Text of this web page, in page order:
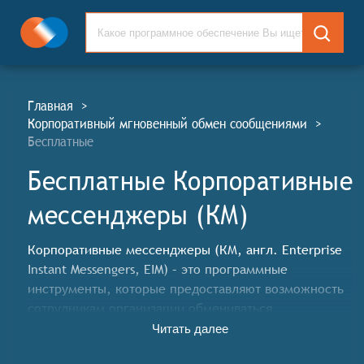
Главная >
Корпоративный мгновенный обмен сообщениями
>
Бесплатные
Бесплатные Корпоративные
мессенджеры (КМ)
Корпоративные мессенджеры (КМ, англ. Enterprise
Instant Messengers, EIM) – это программные
инструменты, которые предоставляют возможность
сотрудникам организации обмениваться
сообщениями, делиться файлами, проводить
Читать далее